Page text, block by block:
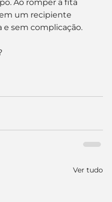
Ao romper a fita
um recipiente
e sem complicação.
Ver tudo